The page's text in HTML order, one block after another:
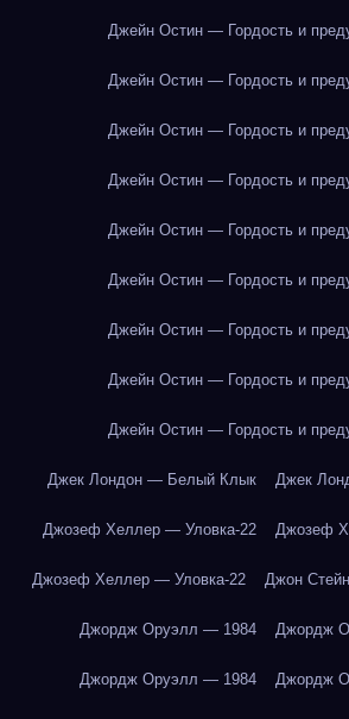
Джейн Остин — Гордость и
Джейн Остин — Гордость и
Джейн Остин — Гордость и
Джейн Остин — Гордость и
Джейн Остин — Гордость и
Джейн Остин — Гордость и
Джейн Остин — Гордость и
Джейн Остин — Гордость и
Джейн Остин — Гордость и
Джек Лондон — Белый Клык Джек
Джозеф Хеллер — Уловка-22 Джозеф
Джозеф Хеллер — Уловка-22 Джон
Джордж Оруэлл — 1984 Джордж
Джордж Оруэлл — 1984 Джордж